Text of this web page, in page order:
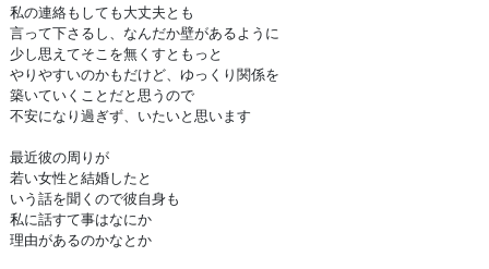
私の連絡もしても大丈夫とも
言って下さるし、なんだか壁があるように
少し思えてそこを無くすともっと
やりやすいのかもだけど、ゆっくり関係を
築いていくことだと思うので
不安になり過ぎず、いたいと思います
最近彼の周りが
若い女性と結婚したと
いう話を聞くので彼自身も
私に話すて事はなにか
理由があるのかなとか